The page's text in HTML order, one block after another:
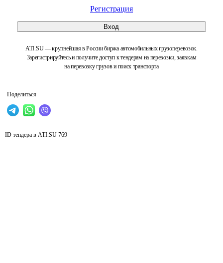
Регистрация
Вход
ATI.SU — крупнейшая в России биржа автомобильных грузоперевозок.
Зарегистрируйтесь и получите доступ к тендерам на перевозки, заявкам
на перевозку грузов и поиск транспорта
Поделиться
ID тендера в ATI.SU 769